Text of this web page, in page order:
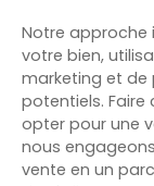
Notre approche
votre bien,
marketing et de
potentiels. Faire
opter pour une
nous
vente en un